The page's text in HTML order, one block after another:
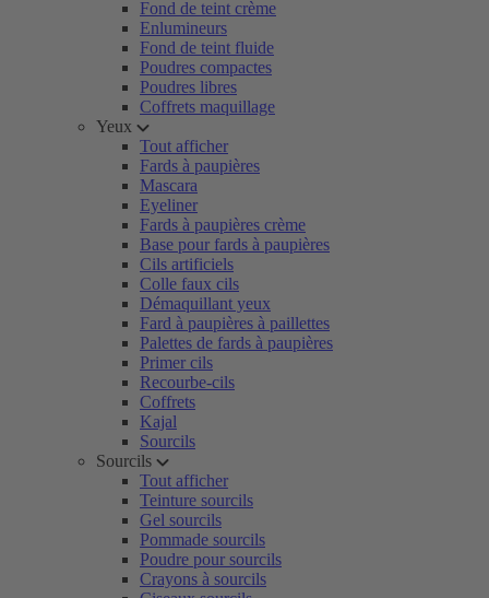
Fond de teint crème
Enlumineurs
Fond de teint fluide
Poudres compactes
Poudres libres
Coffrets maquillage
Yeux
Tout afficher
Fards à paupières
Mascara
Eyeliner
Fards à paupières crème
Base pour fards à paupières
Cils artificiels
Colle faux cils
Démaquillant yeux
Fard à paupières à paillettes
Palettes de fards à paupières
Primer cils
Recourbe-cils
Coffrets
Kajal
Sourcils
Sourcils
Tout afficher
Teinture sourcils
Gel sourcils
Pommade sourcils
Poudre pour sourcils
Crayons à sourcils